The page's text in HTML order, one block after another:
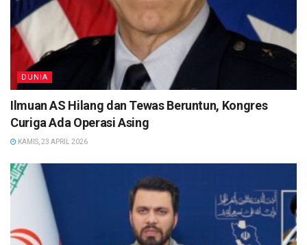
DUNIA
Ilmuan AS Hilang dan Tewas Beruntun, Kongres
Curiga Ada Operasi Asing
KAMIS, 23 APRIL 2026